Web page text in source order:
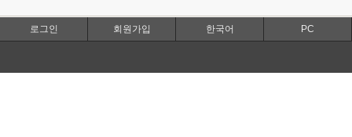
로그인 회원가입 한국어 PC